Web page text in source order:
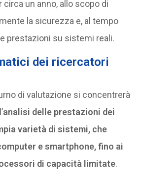
circa un anno, allo scopo di
la sicurezza e, al tempo
prestazioni su sistemi reali.
dei ricercatori
di valutazione si concentrerà
analisi delle prestazioni dei
varietà di sistemi, che
e smartphone, fino ai
di capacità limitate.